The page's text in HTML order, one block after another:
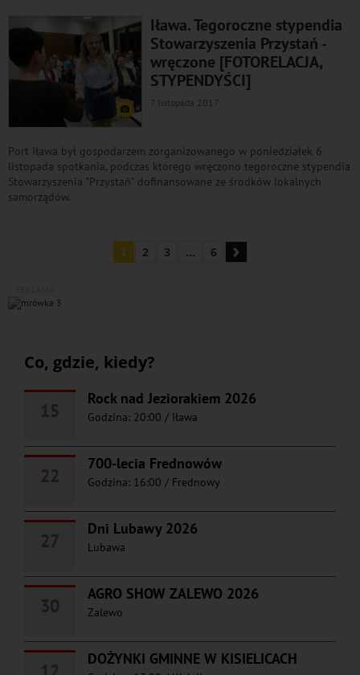
Iława. Tegoroczne stypendia
Stowarzyszenia Przystań -
wręczone [FOTORELACJA,
STYPENDYŚCI]
7 listopada 2017
Port Iława był gospodarzem zorganizowanego w poniedziałek 6
listopada spotkania, podczas którego wręczono tegoroczne stypendia
Stowarzyszenia "Przystań" dofinansowane ze środków lokalnych
samorządów.
1 2 3 ... 6 ›
Co, gdzie, kiedy?
Rock nad Jeziorakiem 2026
Godzina: 20:00 / Iława
700-lecia Frednowów
Godzina: 16:00 / Frednowy
Dni Lubawy 2026
Lubawa
AGRO SHOW ZALEWO 2026
Zalewo
DOŻYNKI GMINNE W KISIELICACH